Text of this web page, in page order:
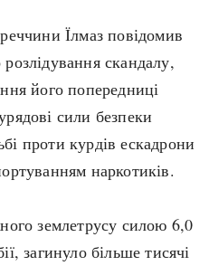
Їлмаз повідомив
скандалу,
його попередниці
сили безпеки
проти курдів ескадрони
наркотиків.
землетрусу силою 6,0
загинуло більше тисячі